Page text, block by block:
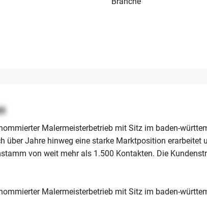
Malermeisterbetrieb mit Sitz im baden-
über Jahre hinweg eine starke Marktposition erarbeitet
von weit mehr als 1.500 Kontakten. Die
Malermeisterbetrieb mit Sitz im baden-